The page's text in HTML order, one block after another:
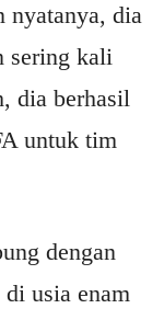
nyatanya, dia
sering kali
dia berhasil
untuk tim
dengan
usia enam